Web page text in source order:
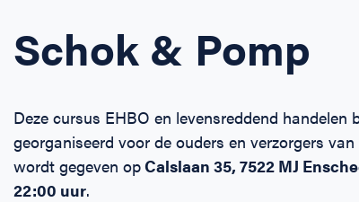
Schok & Pomp
Deze cursus EHBO en levensreddend handelen
georganiseerd voor de ouders en verzorgers
wordt gegeven opCalslaan 35, 7522 MJ
22:00 uur.